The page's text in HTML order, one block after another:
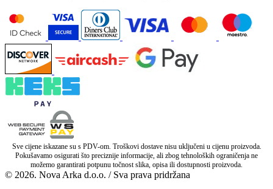
Sve cijene iskazane su s PDV-om. Troškovi dostave nisu uključeni u cijenu proizvoda.
Pokušavamo osigurati što preciznije informacije, ali zbog tehnoloških ograničenja ne
možemo garantirati potpunu točnost slika, opisa ili dostupnosti proizvoda.
© 2026. Nova Arka d.o.o. / Sva prava pridržana